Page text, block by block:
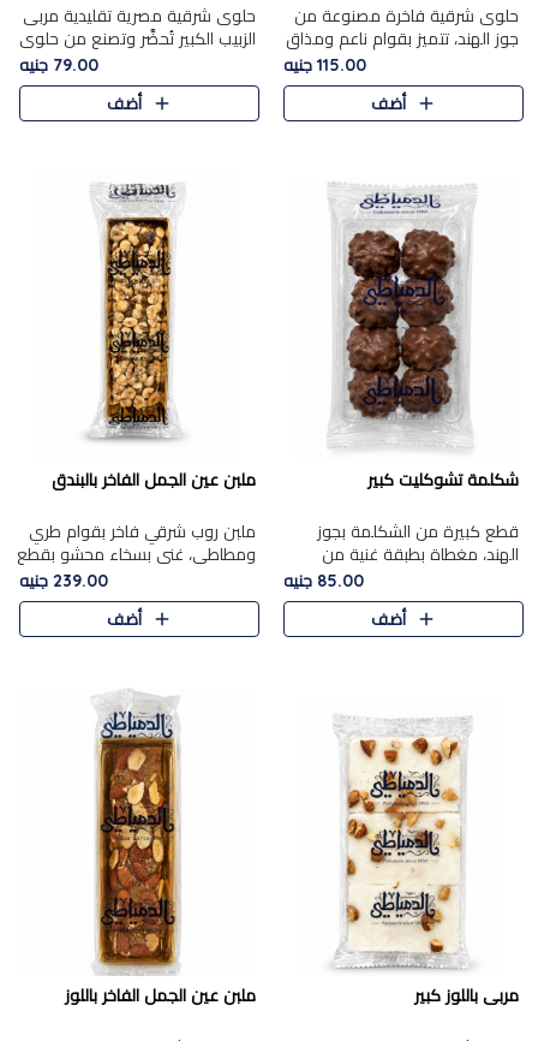
حلوى شرقية فاخرة مصنوعة من
جوز الهند، تتميز بقوام ناعم ومذاق
غني، وتزين بقطع من الفستق
الفاخر التي تضيف عليها قرمشة
115.00 جنيه
أضف
حلوى شرقية مصرية تقليدية مربى
الزبيب الكبير تُحضَّر وتصنع من حلوي
جوز الهند باسد بقوام طري ومذاق
غني، وتُزين وتغطا بحبات الزبيب
الذهبي التي ..
79.00 جنيه
أضف
شكلمة تشوكليت كبير
قطع كبيرة من الشكلمة بجوز
الهند، مغطاة بطبقة غنية من
الشوكولاتة الفاخرة لتجمع بين
القوام الطري من الداخل مركز جوز
الهند المطاطي والمذاق الغن..
85.00 جنيه
أضف
ملبن عين الجمل الفاخر بالبندق
ملبن روب شرقي فاخر بقوام طري
ومطاطي، غني بسخاء محشو بقطع
عين الجمل والبندق المحمص التي
تضيف قرمشة مميزة مُرضية
ونكهة جوزية غنية في كل
239.00 جنيه
أضف
مربى باللوز كبير ملبن عين الجمل الفاخر باللوز